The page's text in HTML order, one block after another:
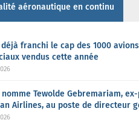
aéronautique en continu
franchi le cap des 1000 avions
vendus cette année
Tewolde Gebremariam,
Airlines, au poste de directeur